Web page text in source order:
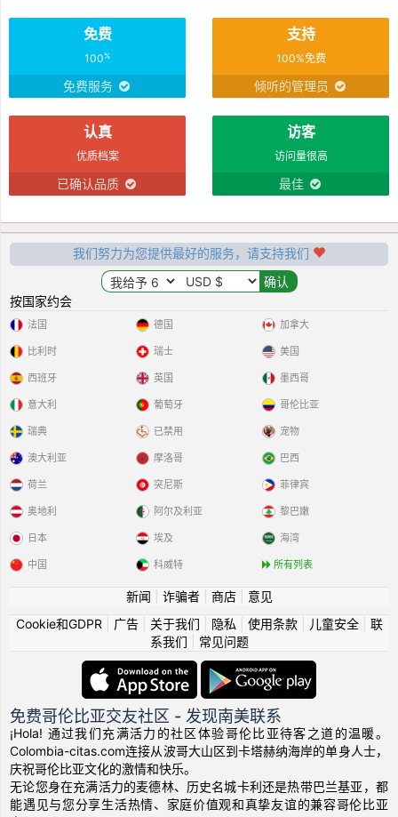
免费
100%
免费服务
支持
100%免费
倾听的管理员
认真
优质档案
已确认品质
访客
访问量很高
最佳
我们努力为您提供最好的服务，请支持我们
按国家约会
法国
比利时
西班牙
意大利
瑞典
德国
瑞士
英国
葡萄牙
已禁用
加拿大
美国
墨西哥
哥伦比亚
宠物
澳大利亚
荷兰
奥地利
日本
中国
摩洛哥
突尼斯
阿尔及利亚
埃及
科威特
巴西
菲律宾
黎巴嫩
海湾
所有列表
新闻 诈骗者| 商店| 意见
Cookie和GDPR
广告| 关于我们 隐私 使用条款| 儿童安全| 联
系我们
常见问题
免费哥伦比亚交友社区 - 发现南美联系
¡Hola! 通过我们充满活力的社区体验哥伦比亚待客之道的温暖。
Colombia-citas.com连接从波哥大山区到卡塔赫纳海岸的单身人士，
庆祝哥伦比亚文化的激情和快乐。
无论您身在充满活力的麦德林、历史名城卡利还是热带巴兰基亚，都
能遇见与您分享生活热情、家庭价值观和真挚友谊的兼容哥伦比亚